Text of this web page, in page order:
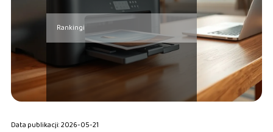
Rankingi
Data publikacji: 2026-05-21